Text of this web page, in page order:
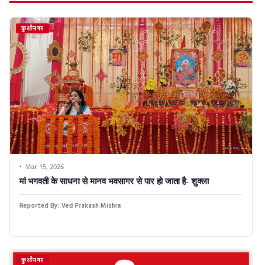
कुशीनगर
Mar 15, 2026
मां भगवती के साधना से मानव भवसागर से पार हो जाता है- शुक्ला
Reported By: Ved Prakash Mishra
कुशीनगर